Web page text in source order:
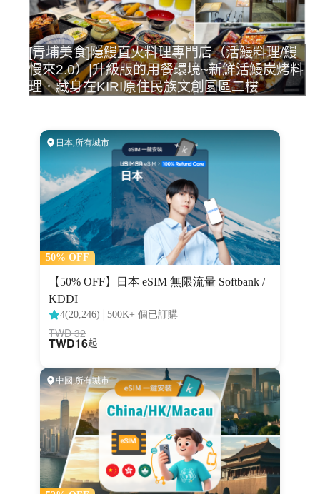
[青埔美食]隱鰻直火料理專門店（活鰻料理/鰻
慢來2.0）|升級版的用餐環境~新鮮活鰻炭烤料
理．藏身在KIRI原住民族文創園區二樓